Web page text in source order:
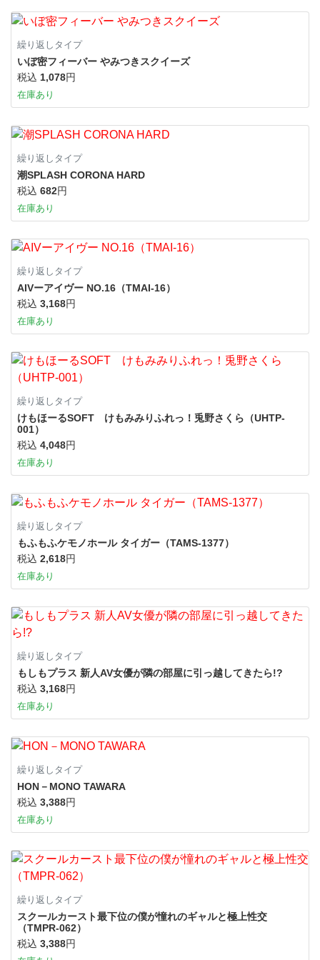
繰り返しタイプ
いぼ密フィーバー やみつきスクイーズ
税込 1,078円
在庫あり
繰り返しタイプ
潮SPLASH CORONA HARD
税込 682円
在庫あり
繰り返しタイプ
AIVーアイヴー NO.16（TMAI-16）
税込 3,168円
在庫あり
繰り返しタイプ
けもほーるSOFT けもみみりふれっ！兎野さくら（UHTP-
001）
税込 4,048円
在庫あり
繰り返しタイプ
もふもふケモノホール タイガー（TAMS-1377）
税込 2,618円
在庫あり
繰り返しタイプ
もしもプラス 新人AV女優が隣の部屋に引っ越してきたら!?
税込 3,168円
在庫あり
繰り返しタイプ
HON－MONO TAWARA
税込 3,388円
在庫あり
繰り返しタイプ
スクールカースト最下位の僕が憧れのギャルと極上性交
（TMPR-062）
税込 3,388円